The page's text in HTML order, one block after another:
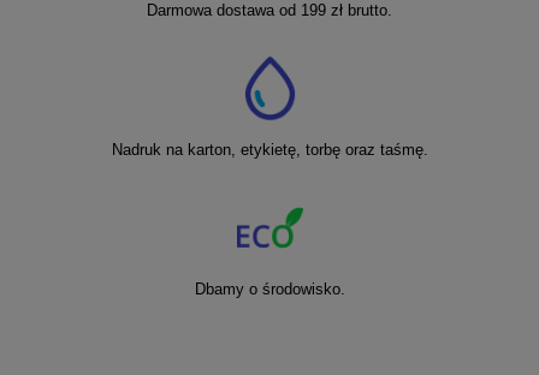
Darmowa dostawa od 199 zł brutto.
Nadruk na karton, etykietę, torbę oraz taśmę.
Dbamy o środowisko.